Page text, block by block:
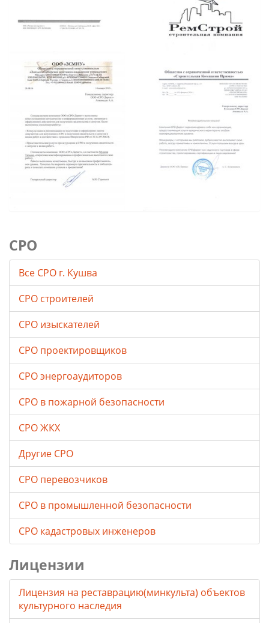
СРО
Все СРО г. Кушва
СРО строителей
СРО изыскателей
СРО проектировщиков
СРО энергоаудиторов
СРО в пожарной безопасности
СРО ЖКХ
Другие СРО
СРО перевозчиков
СРО в промышленной безопасности
СРО кадастровых инженеров
Лицензии
Лицензия на реставрацию(минкульта) объектов
культурного наследия